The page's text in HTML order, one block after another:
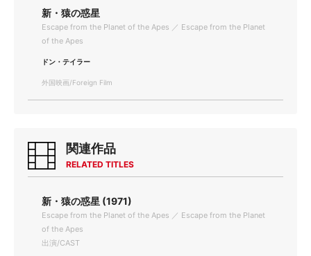
新・猿の惑星
Escape from the Planet of the Apes ／ Escape from the Planet
of the Apes
ドン・テイラー
外国映画/Foreign Film
関連作品
RELATED TITLES
新・猿の惑星 (1971)
Escape from the Planet of the Apes ／ Escape from the Planet
of the Apes
出演/CAST